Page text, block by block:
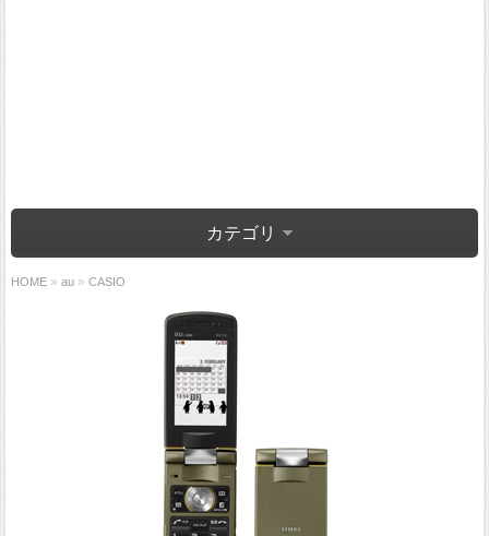
カテゴリ
HOME » au » CASIO